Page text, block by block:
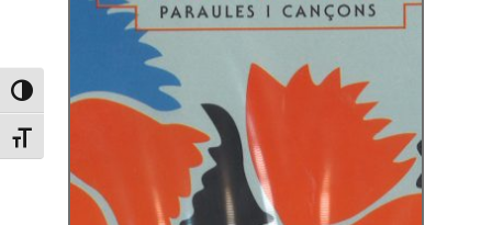
Canvia Alt Contrast
Canvia mida de lletra